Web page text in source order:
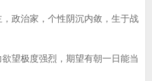
政治家，个性阴沉内敛，生于战
望极度强烈，期望有朝一日能当